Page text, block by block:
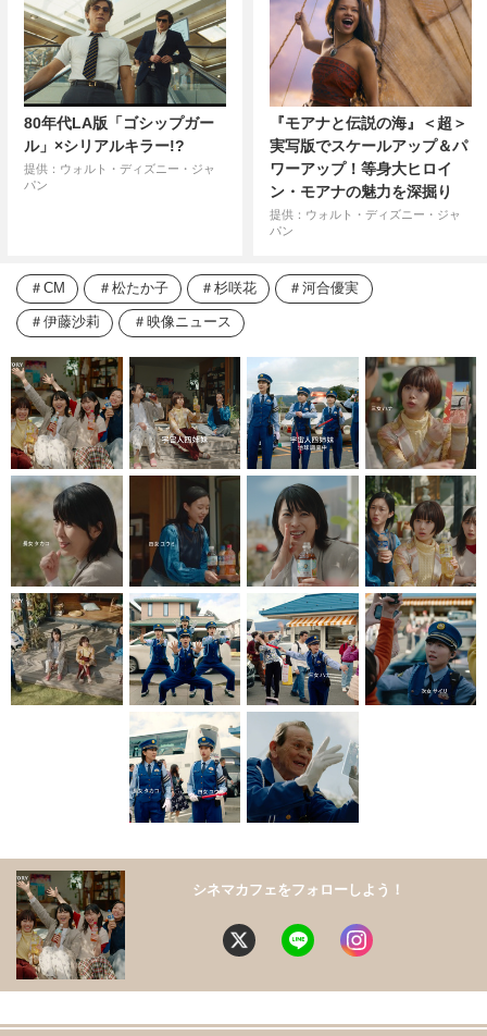
80年代LA版「ゴシップガー
ル」×シリアルキラー!?
提供：ウォルト・ディズニー・ジャ
パン
『モアナと伝説の海』＜超＞
実写版でスケールアップ＆パ
ワーアップ！等身大ヒロイ
ン・モアナの魅力を深掘り
提供：ウォルト・ディズニー・ジャ
パン
CM 松たか子 杉咲花 河合優実
伊藤沙莉 映像ニュース
シネマカフェをフォローしよう！